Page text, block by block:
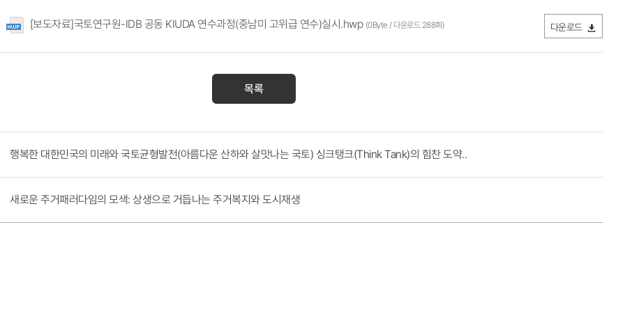
[보도자료]국토연구원-IDB 공동 KIUDA 연수과정(중남미 고위급 연수)실시.hwp (0Byte / 다운로드 288회) 다운로드
목록
행복한 대한민국의 미래와 국토균형발전(아름다운 산하와 살맛나는 국토) 싱크탱크(Think Tank)의 힘찬 도약..
새로운 주거패러다임의 모색: 상생으로 거듭나는 주거복지와 도시재생